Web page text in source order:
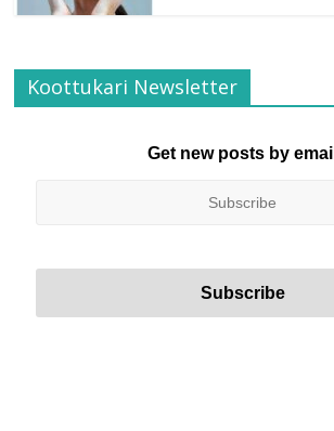
Koottukari Newsletter
Get new posts by email